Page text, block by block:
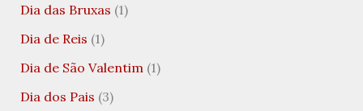
Dia das Bruxas (1)
Dia de Reis (1)
Dia de São Valentim(1)
Dia dos Pais (3)